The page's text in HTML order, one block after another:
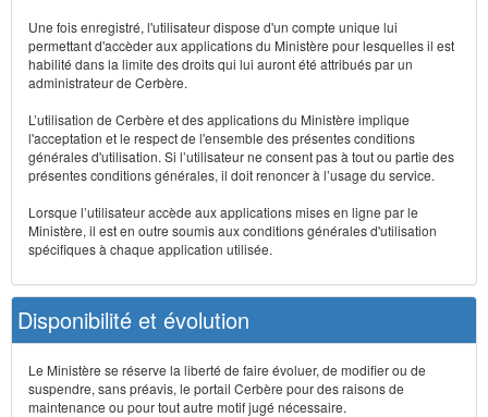
Une fois enregistré, l'utilisateur dispose d'un compte unique lui
permettant d'accèder aux applications du Ministère pour lesquelles il est
habilité dans la limite des droits qui lui auront été attribués par un
administrateur de Cerbère.
L’utilisation de Cerbère et des applications du Ministère implique
l'acceptation et le respect de l'ensemble des présentes conditions
générales d'utilisation. Si l’utilisateur ne consent pas à tout ou partie des
présentes conditions générales, il doit renoncer à l’usage du service.
Lorsque l’utilisateur accède aux applications mises en ligne par le
Ministère, il est en outre soumis aux conditions générales d'utilisation
spécifiques à chaque application utilisée.
Disponibilité et évolution
Le Ministère se réserve la liberté de faire évoluer, de modifier ou de
suspendre, sans préavis, le portail Cerbère pour des raisons de
maintenance ou pour tout autre motif jugé nécessaire.